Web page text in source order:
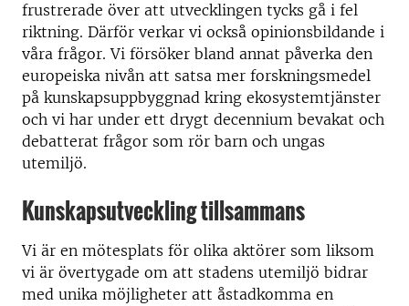
frustrerade över att utvecklingen tycks gå i fel
riktning. Därför verkar vi också opinionsbildande i
våra frågor. Vi försöker bland annat påverka den
europeiska nivån att satsa mer forskningsmedel
på kunskapsuppbyggnad kring ekosystemtjänster
och vi har under ett drygt decennium bevakat och
debatterat frågor som rör barn och ungas
utemiljö.
Kunskapsutveckling tillsammans
Vi är en mötesplats för olika aktörer som liksom
vi är övertygade om att stadens utemiljö bidrar
med unika möjligheter att åstadkomma en